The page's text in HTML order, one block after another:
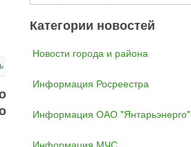
Категории новостей
Новости города и района
Информация Росреестра
Информация ОАО "Янтарьэнерго"
Информация МЧС